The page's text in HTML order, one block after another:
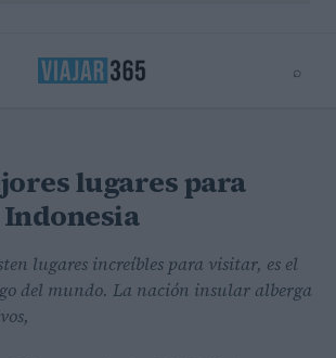
⌕
lugares para
lugares increíbles para visitar, es el
del mundo. La nación insular alberga